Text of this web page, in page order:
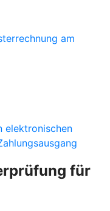
am
elektronischen
für